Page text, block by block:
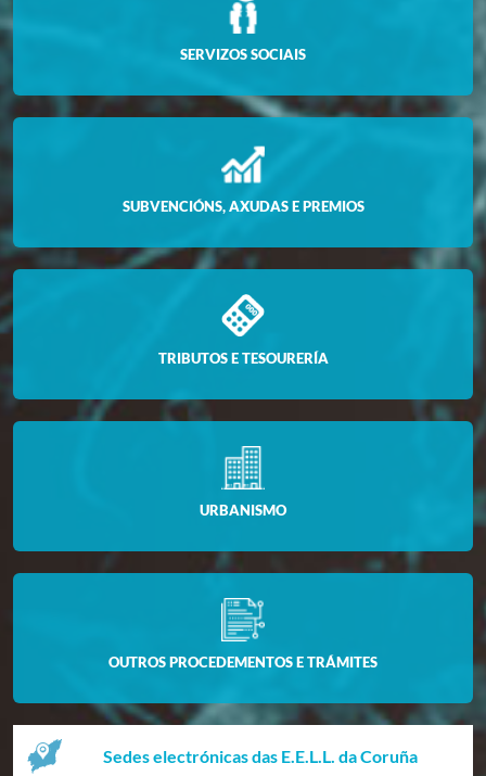
SERVIZOS SOCIAIS
SUBVENCIÓNS, AXUDAS E PREMIOS
TRIBUTOS E TESOURERÍA
URBANISMO
OUTROS PROCEDEMENTOS E TRÁMITES
Sedes electrónicas das E.E.L.L. da Coruña